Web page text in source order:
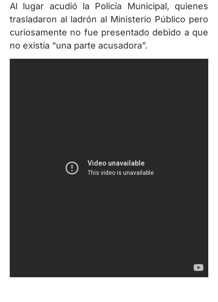
Al lugar acudió la Policía Municipal, quienes
trasladaron al ladrón al Ministerio Público pero
curiosamente no fue presentado debido a que
no existía “una parte acusadora”.